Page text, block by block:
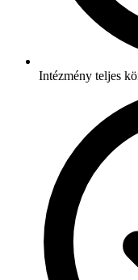
Intézmény teljes